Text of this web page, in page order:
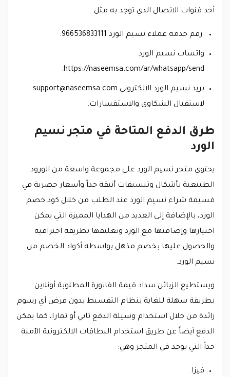
أحد قنوات الاتصال الذي توجد به مثل:
رقم خدمه عملاء نسيم الورد 966536833111.
واتساب نسيم الورد
https://naseemsa.com/ar/whatsapp/send.
بريد نسيم الورد الالكتروني support@naseemsa.com
لاستقبال الشكاوى والاستفسارات.
طرق الدفع المتاحة في متجر نسيم
الورد
يحتوي متجر نسيم الورد على مجموعة واسعة من الورود
الطبيعية بأشكال وتنسيقات أنيقة جداً وأسعار حصرية في
قسيمة شراء نسيم الورد عند الطلب من خلال كود خصم
الورد، بالإضافة إلى العديد من الهدايا المميزة التي يمكن
اختيارها وإضافتها مع الورد وتغليفها بطريقة احترافية
والحصول عليها بخصم مذهل بواسطة أكواد الخصم من
نسيم الورد.
ويستطيع الزبائن سداد قيمة الفاتورة المطلوبة أونلاين
بطريقة سهلة للغاية بنظام التقسيط بدون فرض أي رسوم
زائدة من خلال استخدام وسيلة الدفع تابي أو تمارا، كما يمكن
الدفع أيضاً عن طريق استخدام البطاقات الالكترونية الآمنة
جداً التي توجد في المتجر وهي:
فيزا.